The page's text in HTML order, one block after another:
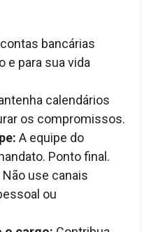
bancárias
e para sua vida
calendários
os compromissos.
A equipe do
Ponto final.
Não use canais
ou